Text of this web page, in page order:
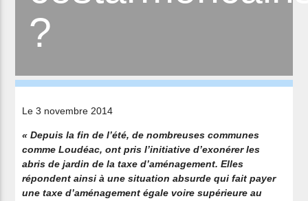
?
Le 3 novembre 2014
« Depuis la fin de l’été, de nombreuses communes
comme Loudéac, ont pris l’initiative d’exonérer les
abris de jardin de la taxe d’aménagement. Elles
répondent ainsi à une situation absurde qui fait payer
une taxe d’aménagement égale voire supérieure au